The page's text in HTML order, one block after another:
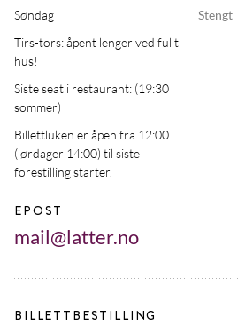
Søndag
Stengt
Tirs-tors: åpent lenger ved fullt
hus!
Siste seat i restaurant: (19:30
sommer)
Billettluken er åpen fra 12:00
(lørdager 14:00) til siste
forestilling starter.
EPOST
mail@latter.no
BILLETTBESTILLING